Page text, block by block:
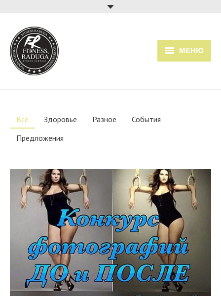
МЕНЮ
Прайс
О клубе
Все Здоровье Разное
События
Предложения